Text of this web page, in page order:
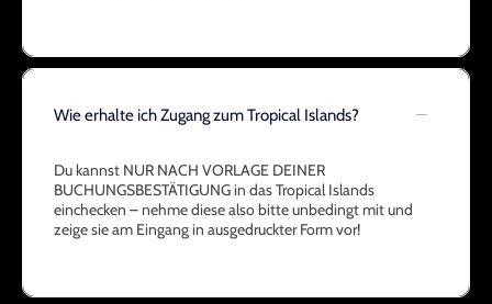
Wie erhalte ich Zugang zum Tropical Islands?
Du kannst NUR NACH VORLAGE DEINER
BUCHUNGSBESTÄTIGUNG in das Tropical Islands
einchecken – nehme diese also bitte unbedingt mit und
zeige sie am Eingang in ausgedruckter Form vor!